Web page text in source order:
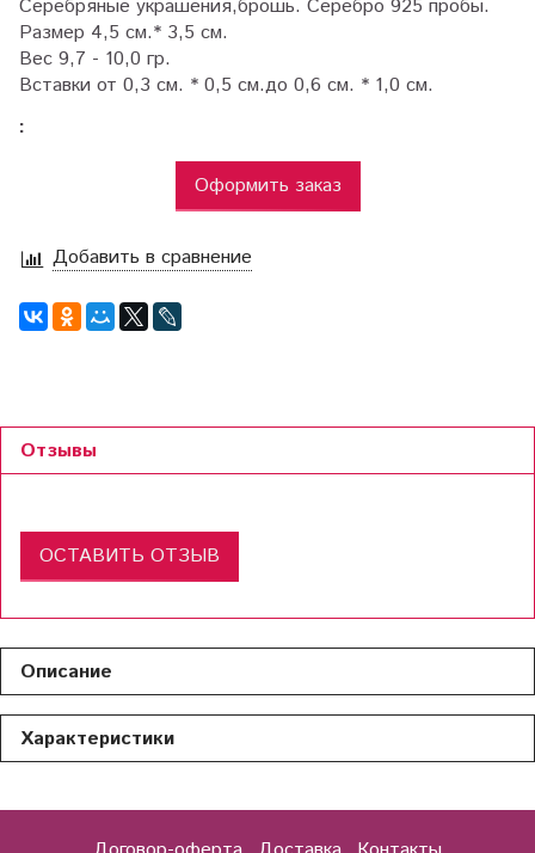
Серебряные украшения,брошь. Серебро 925 пробы.
Размер 4,5 см.* 3,5 см.
Вес 9,7 - 10,0 гр.
Вставки от 0,3 см. * 0,5 см.до 0,6 см. * 1,0 см.
:
Оформить заказ
Добавить в сравнение
Отзывы
ОСТАВИТЬ ОТЗЫВ
Описание
Характеристики